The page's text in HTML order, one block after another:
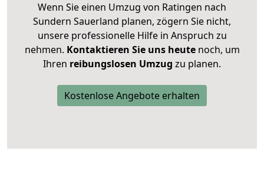
Wenn Sie einen Umzug von Ratingen nach
Sundern Sauerland planen, zögern Sie nicht,
unsere professionelle Hilfe in Anspruch zu
nehmen. Kontaktieren Sie uns heutenoch, um
Ihren reibungslosen Umzug zu planen.
Kostenlose Angebote erhalten